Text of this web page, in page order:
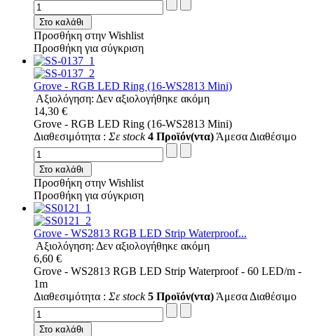
Στο καλάθι
Προσθήκη στην Wishlist
Προσθήκη για σύγκριση
Grove - RGB LED Ring (16-WS2813 Mini)
Αξιολόγηση: Δεν αξιολογήθηκε ακόμη
14,30 €
Grove - RGB LED Ring (16-WS2813 Mini)
Διαθεσιμότητα : Σε stock 4 Προϊόν(ντα) Άμεσα Διαθέσιμο
Στο καλάθι
Προσθήκη στην Wishlist
Προσθήκη για σύγκριση
Grove - WS2813 RGB LED Strip Waterproof...
Αξιολόγηση: Δεν αξιολογήθηκε ακόμη
6,60 €
Grove - WS2813 RGB LED Strip Waterproof - 60 LED/m -
1m
Διαθεσιμότητα : Σε stock 5 Προϊόν(ντα) Άμεσα Διαθέσιμο
Στο καλάθι